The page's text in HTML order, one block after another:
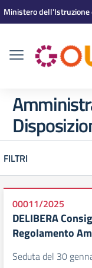
Vai ai contenuti
Vai al menu di
Vai al footer
Ministero dell'Istruzione
FILTRI
00011/2025
DELIBERA
Regolamento
Seduta del 30